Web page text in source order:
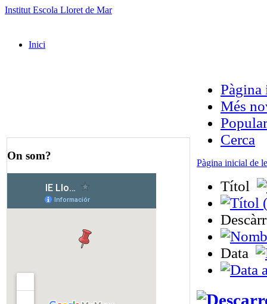
Institut Escola Lloret de Mar
Inici
On som?
Pàgina
Més
Popular
Cerca
Pàgina inicial de
Títol
Data